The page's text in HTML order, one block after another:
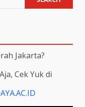
Jakarta?
Cek Yuk di